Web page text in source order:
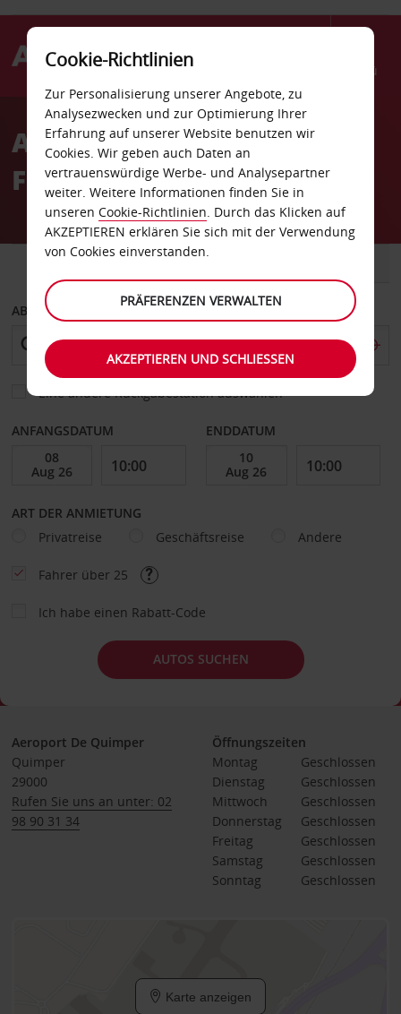
Menü
AvisAutovermietung Quimper
Flughafen
ABHOLEN VON
Eine andere Rückgabestation auswählen
ANFANGSDATUM ENDDATUM
ART DER ANMIETUNG
Privatreise
Geschäftsreise Andere
Fahrer über 25
Ich habe einen Rabatt-Code
AUTOS SUCHEN
Aeroport De Quimper
Quimper
29000
Rufen Sie uns an unter: 02
98 90 31 34
Öffnungszeiten
Montag
Geschlossen
Dienstag
Geschlossen
Mittwoch
Geschlossen
Donnerstag
Geschlossen
Freitag
Geschlossen
Samstag
Geschlossen
Sonntag
Geschlossen
Karte anzeigen
Cookie-Richtlinien
Zur Personalisierung unserer Angebote, zu
Analysezwecken und zur Optimierung Ihrer
Erfahrung auf unserer Website benutzen wir
Cookies. Wir geben auch Daten an
vertrauenswürdige Werbe- und Analysepartner
weiter. Weitere Informationen finden Sie in
unseren Cookie-Richtlinien. Durch das Klicken auf
AKZEPTIEREN erklären Sie sich mit der Verwendung
von Cookies einverstanden.
PRÄFERENZEN VERWALTEN
AKZEPTIEREN UND SCHLIESSEN